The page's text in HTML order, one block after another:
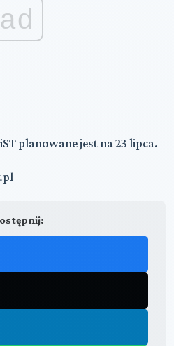
ad
planowane jest na 23 lipca.